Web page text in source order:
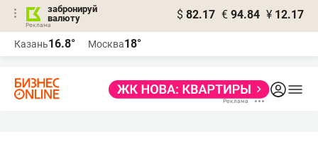
забронируй
валюту
$ 82.17 € 94.84 ¥ 12.17
Казань16.8° Москва18°